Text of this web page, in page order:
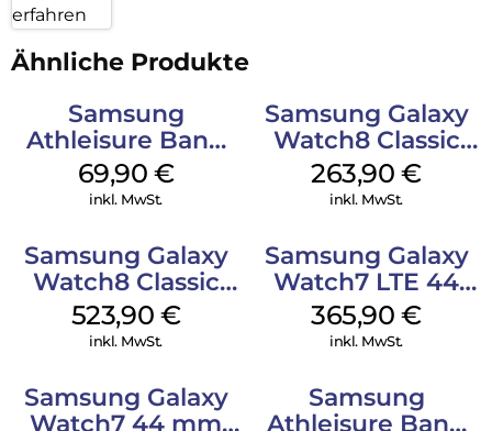
erfahren
Ähnliche Produkte
Samsung
Athleisure Band
(M/L) Galaxy
Watch8/Watch8
69,90 €
inkl. MwSt.
Samsung Galaxy
Watch8 Classic
White
263,90€
inkl. MwSt.
Samsung Galaxy
Watch8 Classic
Black
523,90 €
inkl. MwSt.
Samsung Galaxy
Watch7 LTE 44
mm Silver
365,90€
inkl. MwSt.
Samsung Galaxy
Watch7 44 mm
Samsung
Athleisure Band